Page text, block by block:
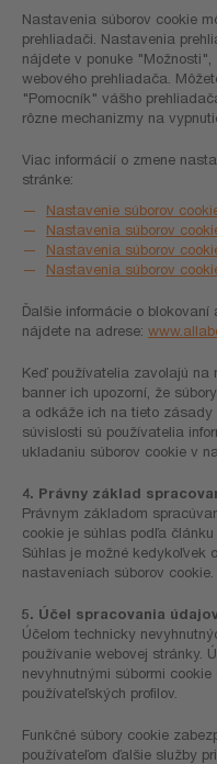
Nastavenia súborov cookie
prehliadači. Nastavenia
nájdete v ponuke
webového prehliadača.
"Pomocník" vášho
rôzne mechanizmy na
Viac informácií o zmene
stránke:
Nastavenie súborov
Nastavenia súborov
Nastavenia súborov
Nastavenia súborov
Ďalšie informácie o
nájdete na adrese:
Keď používatelia zavolajú na
banner ich upozorní, že
a odkáže ich na tieto zásady
súvislosti sú používatelia
ukladaniu súborov cookie v
4. Právny základ
Právnym základom
cookie je súhlas podľa článku
Súhlas je možné kedykoľvek
nastaveniach súborov cookie.
5. Účel spracovania
Účelom technicky
používanie webovej stránky.
nevyhnutnými súbormi
používateľských profilov.
Funkčné súbory cookie
používateľom ďalšie služby